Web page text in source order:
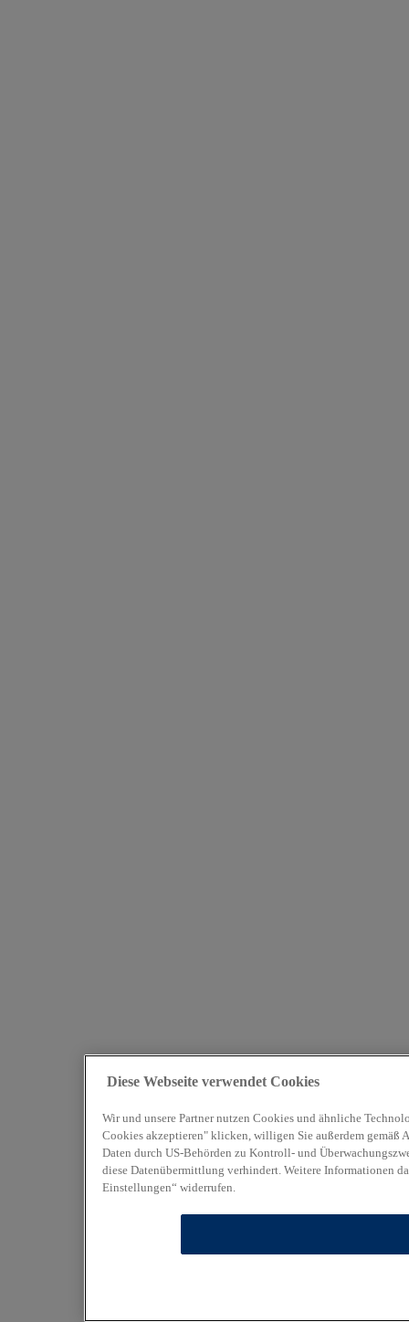
Diese Webseite verwendet Cookies
Wir und unsere Partner nutzen Cookies und ähnliche
Cookies akzeptieren" klicken, willigen Sie außerdem gemäß
Daten durch US-Behörden zu Kontroll- und
diese Datenübermittlung verhindert. Weitere Informationen
Einstellungen“ widerrufen.